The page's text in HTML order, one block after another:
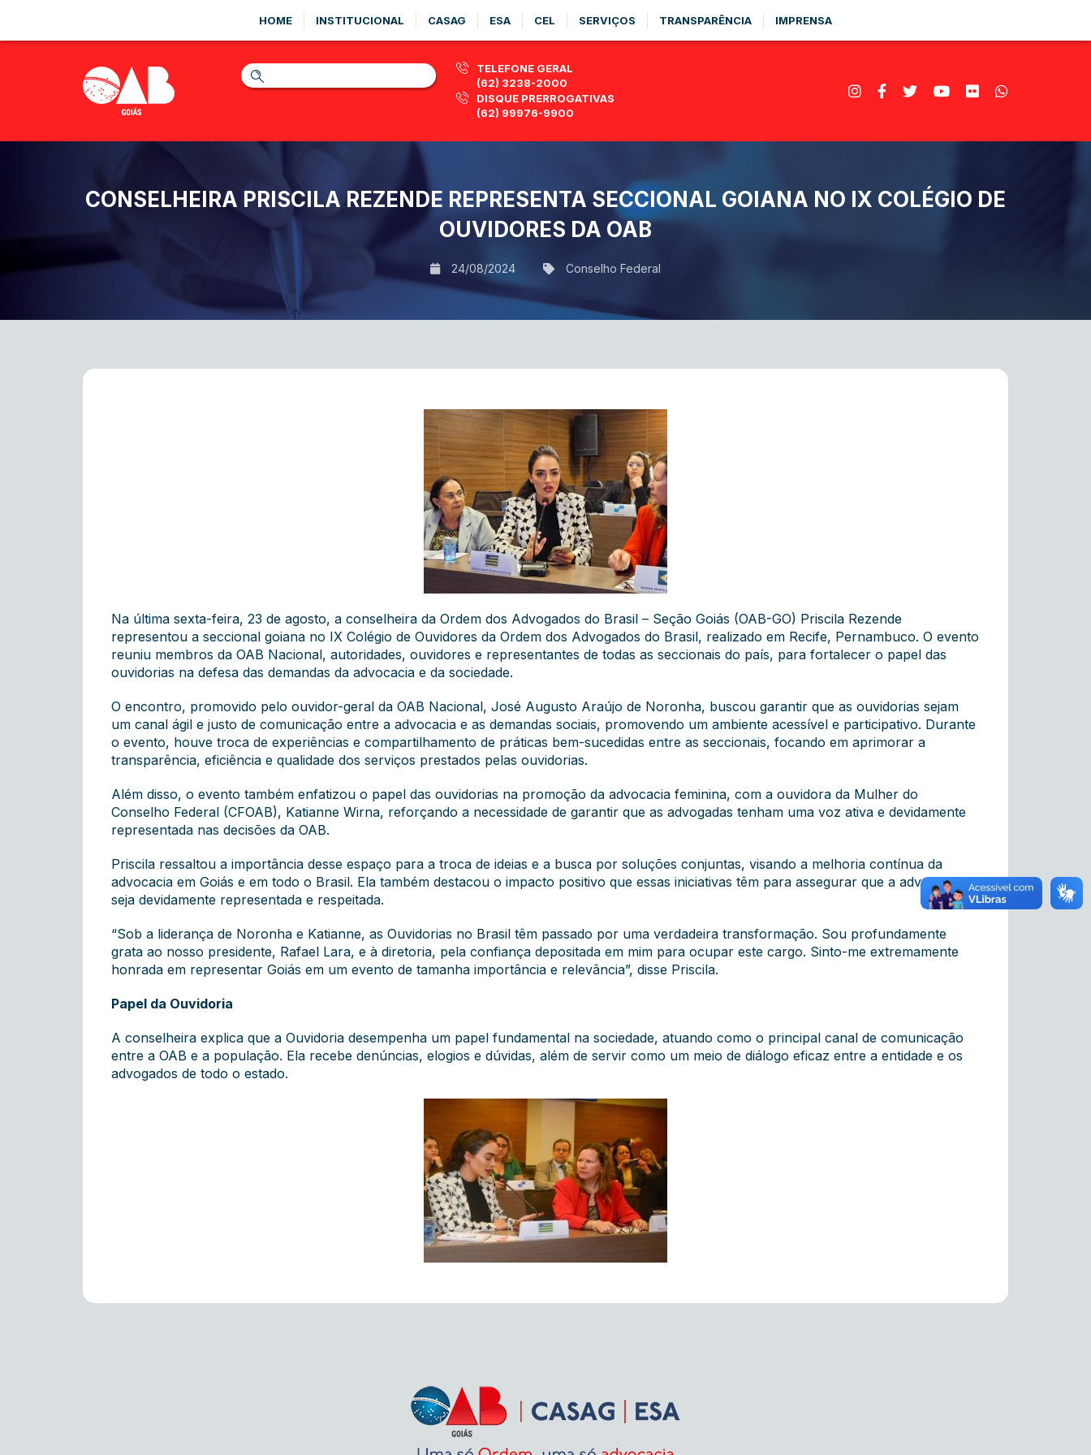
HOME INSTITUCIONAL CASAG ESA CEL SERVIÇOS TRANSPARÊNCIA IMPRENSA
TELEFONE GERAL
(62) 3238-2000
DISQUE PRERROGATIVAS
(62) 99976-9900
CONSELHEIRA PRISCILA REZENDE REPRESENTA SECCIONAL GOIANA NO IX COLÉGIO DE
OUVIDORES DA OAB
24/08/2024 Conselho Federal
Na última sexta-feira, 23 de agosto, a conselheira da Ordem dos Advogados do Brasil – Seção Goiás (OAB-GO) Priscila Rezende
representou a seccional goiana no IX Colégio de Ouvidores da Ordem dos Advogados do Brasil, realizado em Recife, Pernambuco. O evento
reuniu membros da OAB Nacional, autoridades, ouvidores e representantes de todas as seccionais do país, para fortalecer o papel das
ouvidorias na defesa das demandas da advocacia e da sociedade.
O encontro, promovido pelo ouvidor-geral da OAB Nacional, José Augusto Araújo de Noronha, buscou garantir que as ouvidorias sejam
um canal ágil e justo de comunicação entre a advocacia e as demandas sociais, promovendo um ambiente acessível e participativo. Durante
o evento, houve troca de experiências e compartilhamento de práticas bem-sucedidas entre as seccionais, focando em aprimorar a
transparência, eficiência e qualidade dos serviços prestados pelas ouvidorias.
Além disso, o evento também enfatizou o papel das ouvidorias na promoção da advocacia feminina, com a ouvidora da Mulher do
Conselho Federal (CFOAB), Katianne Wirna, reforçando a necessidade de garantir que as advogadas tenham uma voz ativa e devidamente
representada nas decisões da OAB.
Priscila ressaltou a importância desse espaço para a troca de ideias e a busca por soluções conjuntas, visando a melhoria contínua da
advocacia em Goiás e em todo o Brasil. Ela também destacou o impacto positivo que essas iniciativas têm para assegurar que a advocacia
seja devidamente representada e respeitada.
“Sob a liderança de Noronha e Katianne, as Ouvidorias no Brasil têm passado por uma verdadeira transformação. Sou profundamente
grata ao nosso presidente, Rafael Lara, e à diretoria, pela confiança depositada em mim para ocupar este cargo. Sinto-me extremamente
honrada em representar Goiás em um evento de tamanha importância e relevância”, disse Priscila.
Papel da Ouvidoria
A conselheira explica que a Ouvidoria desempenha um papel fundamental na sociedade, atuando como o principal canal de comunicação
entre a OAB e a população. Ela recebe denúncias, elogios e dúvidas, além de servir como um meio de diálogo eficaz entre a entidade e os
advogados de todo o estado.